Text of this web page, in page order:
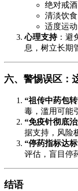
绝对戒
清淡饮
适度运
心理支持：避
息，树立长期
六、警惕误区：
“祖传中药包
毒，滥用可能
“免疫针彻底
据支持，风险
“停药指标达
评估，盲目停
结语